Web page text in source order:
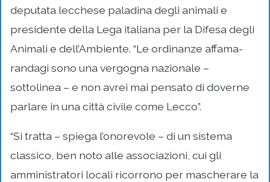
deputata lecchese paladina degli animali e
presidente della Lega italiana per la Difesa degli
Animali e dell’Ambiente. “Le ordinanze affama-
randagi sono una vergogna nazionale –
sottolinea – e non avrei mai pensato di doverne
parlare in una città civile come Lecco”.
“Si tratta – spiega l’onorevole – di un sistema
classico, ben noto alle associazioni, cui gli
amministratori locali ricorrono per mascherare la